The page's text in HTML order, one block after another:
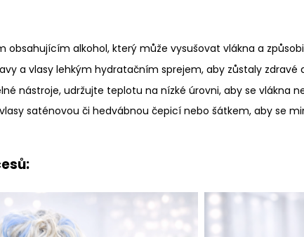
obsahujícím alkohol, který může vysušovat vlákna a
a vlasy lehkým hydratačním sprejem, aby zůstaly zdravé
nástroje, udržujte teplotu na nízké úrovni, aby se vlákna
saténovou či hedvábnou čepicí nebo šátkem, aby se